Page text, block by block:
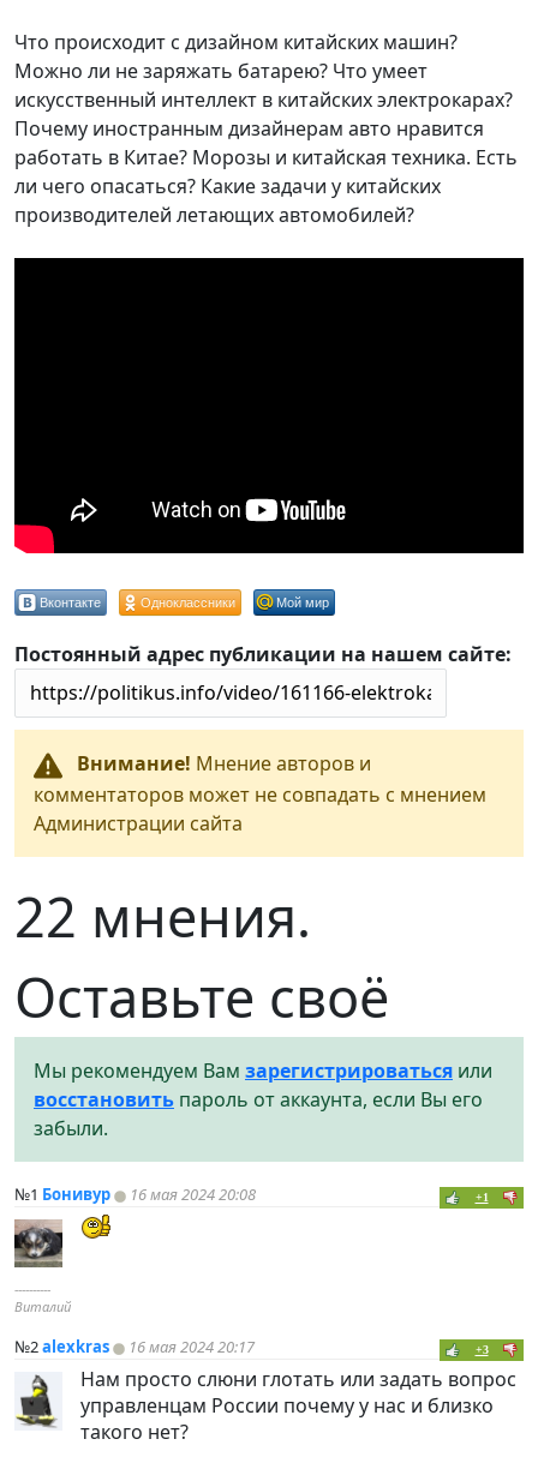
Что происходит с дизайном китайских машин?
Можно ли не заряжать батарею? Что умеет
искусственный интеллект в китайских электрокарах?
Почему иностранным дизайнерам авто нравится
работать в Китае? Морозы и китайская техника. Есть
ли чего опасаться? Какие задачи у китайских
производителей летающих автомобилей?
Вконтакте Одноклассники Мой мир
Постоянный адрес публикации на нашем сайте:
Внимание! Мнение авторов и
комментаторов может не совпадать с мнением
Администрации сайта
22 мнения.
Оставьте своё
Мы рекомендуем Вам зарегистрироваться или
восстановить пароль от аккаунта, если Вы его
забыли.
№1 Бонивур 16 мая 2024 20:08 +1
----------
Виталий
№2alexkras 16 мая 2024 20:17 +3
Нам просто слюни глотать или задать вопрос
управленцам России почему у нас и близко
такого нет?